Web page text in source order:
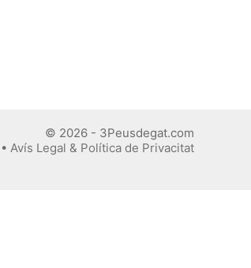
© 2026 - 3Peusdegat.com
• Avís Legal & Política de Privacitat